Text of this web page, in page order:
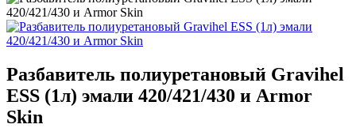
Разбавитель полиуретановый Gravihel
ESS (1л) эмали 420/421/430 и Armor
Skin